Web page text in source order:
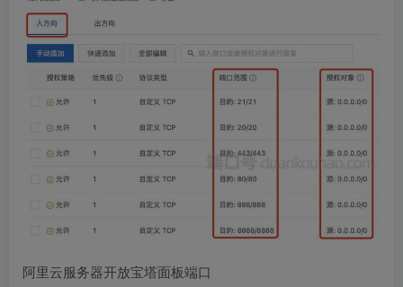
阿里云服务器开放宝塔面板端口